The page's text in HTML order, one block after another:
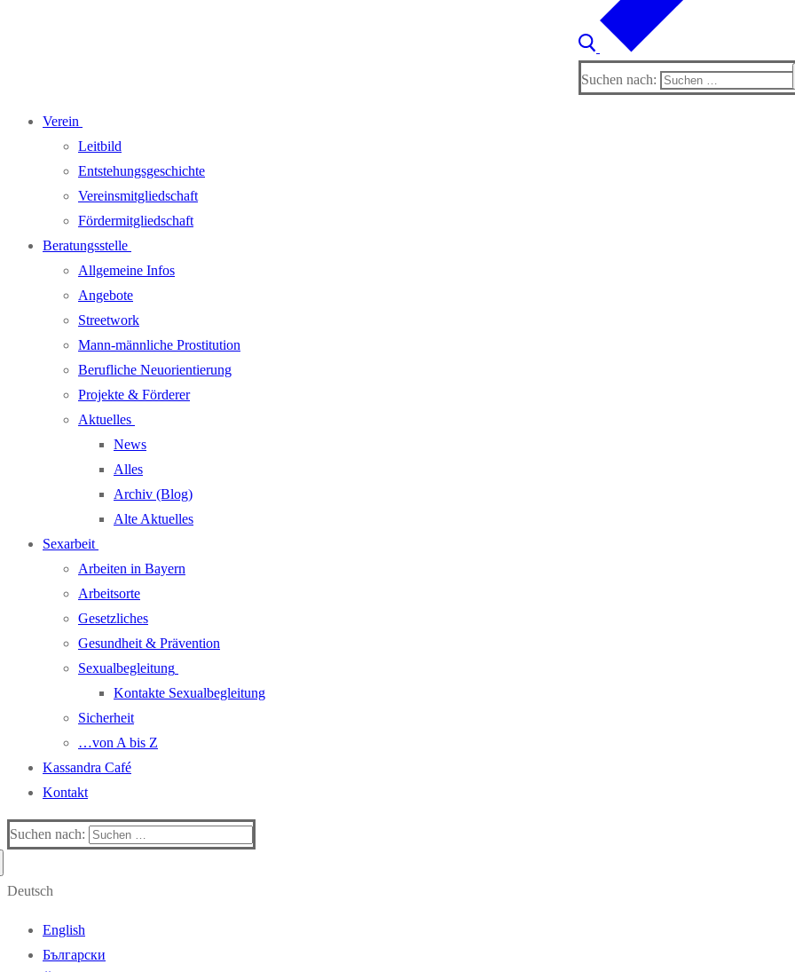
Suchen nach:
Verein
Leitbild
Entstehungsgeschichte
Vereinsmitgliedschaft
Fördermitgliedschaft
Beratungsstelle
Allgemeine Infos
Angebote
Streetwork
Mann-männliche Prostitution
Berufliche Neuorientierung
Projekte & Förderer
Aktuelles
News
Alles
Archiv (Blog)
Alte Aktuelles
Sexarbeit
Arbeiten in Bayern
Arbeitsorte
Gesetzliches
Gesundheit & Prävention
Sexualbegleitung
Kontakte Sexualbegleitung
Sicherheit
…von A bis Z
Kassandra Café
Kontakt
Suchen nach:
Deutsch
English
Български